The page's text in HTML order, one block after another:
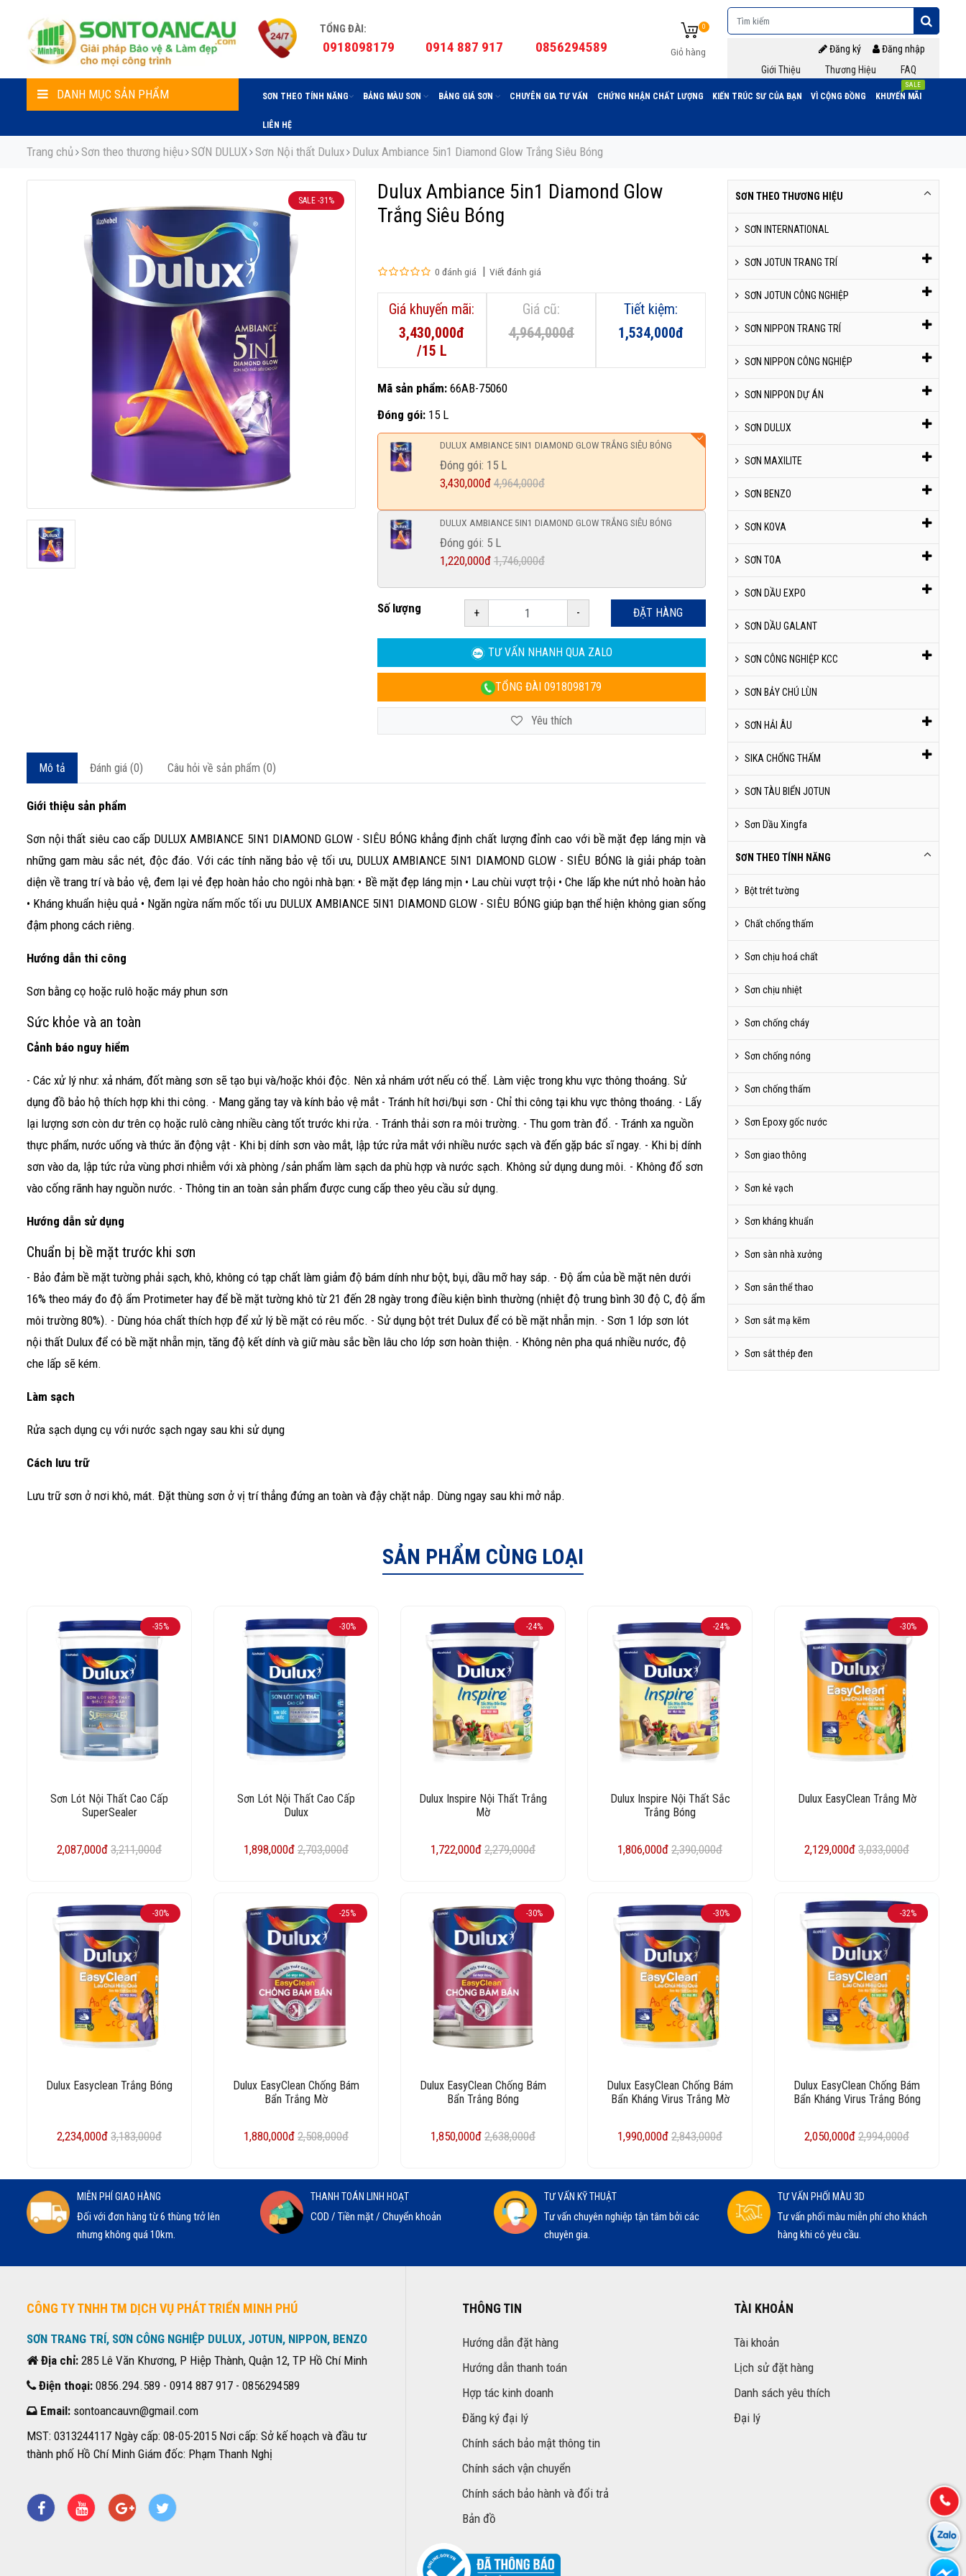
TỔNG ĐÀI:
0918098179 0914 887 917 0856294589
0
Giỏ hàng Đăng ký
Đăng nhập
Giới Thiệu
Thương Hiệu FAQ
DANH MỤC SẢN PHẨM SƠN THEO TÍNH NĂNG BẢNG MÀU SƠN BẢNG GIÁ SƠN CHUYÊN GIA TƯ VẤN CHỨNG NHẬN CHẤT LƯỢNG KIẾN TRÚC SƯ CỦA BẠN VÌ CỘNG ĐỒNG KHUYẾN MÃI
SALE
LIÊN HỆ
Trang chủ Sơn theo thương hiệu SƠN DULUX Sơn Nội thất Dulux Dulux Ambiance 5in1 Diamond Glow Trắng Siêu Bóng
SALE -31%
Dulux Ambiance 5in1 Diamond Glow
Trắng Siêu Bóng
0 đánh giá Viết đánh giá
Giá khuyến mãi:
3,430,000đ
/15 L
Giá cũ:
4,964,000đ
Tiết kiệm:
1,534,000đ
Mã sản phẩm:66AB-75060
Đóng gói:15 L
DULUX AMBIANCE 5IN1 DIAMOND GLOW TRẮNG SIÊU BÓNG
Đóng gói: 15 L
3,430,000đ 4,964,000đ
DULUX AMBIANCE 5IN1 DIAMOND GLOW TRẮNG SIÊU BÓNG
Đóng gói: 5 L
1,220,000đ 1,746,000đ
Số lượng + - ĐẶT HÀNG
TƯ VẤN NHANH QUA ZALO
TỔNG ĐÀI0918098179
Yêu thích
Mô tả Đánh giá (0) Câu hỏi về sản phẩm (0)
Giới thiệu sản phẩm
Sơn nội thất siêu cao cấp DULUX AMBIANCE 5IN1 DIAMOND GLOW - SIÊU BÓNG khẳng định chất lượng đỉnh cao với bề mặt đẹp láng mịn và
những gam màu sắc nét, độc đáo. Với các tính năng bảo vệ tối ưu, DULUX AMBIANCE 5IN1 DIAMOND GLOW - SIÊU BÓNG là giải pháp toàn
diện về trang trí và bảo vệ, đem lại vẻ đẹp hoàn hảo cho ngôi nhà bạn: • Bề mặt đẹp láng mịn • Lau chùi vượt trội • Che lấp khe nứt nhỏ hoàn hảo
• Kháng khuẩn hiệu quả • Ngăn ngừa nấm mốc tối ưu DULUX AMBIANCE 5IN1 DIAMOND GLOW - SIÊU BÓNG giúp bạn thể hiện không gian sống
đậm phong cách riêng.
Hướng dẫn thi công
Sơn bằng cọ hoặc rulô hoặc máy phun sơn
Sức khỏe và an toàn
Cảnh báo nguy hiểm
- Các xử lý như: xả nhám, đốt màng sơn sẽ tạo bụi và/hoặc khói độc. Nên xả nhám ướt nếu có thể. Làm việc trong khu vực thông thoáng. Sử
dụng đồ bảo hộ thích hợp khi thi công. - Mang găng tay và kính bảo vệ mắt - Tránh hít hơi/bụi sơn - Chỉ thi công tại khu vực thông thoáng. - Lấy
lại lượng sơn còn dư trên cọ hoặc rulô càng nhiều càng tốt trước khi rửa. - Tránh thải sơn ra môi trường. - Thu gom tràn đổ. - Tránh xa nguồn
thực phẩm, nước uống và thức ăn động vật - Khi bị dính sơn vào mắt, lập tức rửa mắt với nhiều nước sạch và đến gặp bác sĩ ngay. - Khi bị dính
sơn vào da, lập tức rửa vùng phơi nhiễm với xà phòng /sản phẩm làm sạch da phù hợp và nước sạch. Không sử dụng dung môi. - Không đổ sơn
vào cống rãnh hay nguồn nước. - Thông tin an toàn sản phẩm được cung cấp theo yêu cầu sử dụng.
Hướng dẫn sử dụng
Chuẩn bị bề mặt trước khi sơn
- Bảo đảm bề mặt tường phải sạch, khô, không có tạp chất làm giảm độ bám dính như bột, bụi, dầu mỡ hay sáp. - Độ ẩm của bề mặt nên dưới
16% theo máy đo độ ẩm Protimeter hay để bề mặt tường khô từ 21 đến 28 ngày trong điều kiện bình thường (nhiệt độ trung bình 30 độ C, độ ẩm
môi trường 80%). - Dùng hóa chất thích hợp để xử lý bề mặt có rêu mốc. - Sử dụng bột trét Dulux để có bề mặt nhẵn mịn. - Sơn 1 lớp sơn lót
nội thất Dulux để có bề mặt nhẵn mịn, tăng độ kết dính và giữ màu sắc bền lâu cho lớp sơn hoàn thiện. - Không nên pha quá nhiều nước, độ
che lấp sẽ kém.
Làm sạch
Rửa sạch dụng cụ với nước sạch ngay sau khi sử dụng
Cách lưu trữ
Lưu trữ sơn ở nơi khô, mát. Đặt thùng sơn ở vị trí thẳng đứng an toàn và đậy chặt nắp. Dùng ngay sau khi mở nắp.
SƠN THEO THƯƠNG HIỆU
SƠN INTERNATIONAL
SƠN JOTUN TRANG TRÍ
SƠN JOTUN CÔNG NGHIỆP
SƠN NIPPON TRANG TRÍ
SƠN NIPPON CÔNG NGHIỆP
SƠN NIPPON DỰ ÁN
SƠN DULUX
SƠN MAXILITE
SƠN BENZO
SƠN KOVA
SƠN TOA
SƠN DẦU EXPO
SƠN DẦU GALANT
SƠN CÔNG NGHIỆP KCC
SƠN BẢY CHÚ LÙN
SƠN HẢI ÂU
SIKA CHỐNG THẤM
SƠN TÀU BIỂN JOTUN
Sơn Dầu Xingfa
SƠN THEO TÍNH NĂNG
Bột trét tường
Chất chống thấm
Sơn chịu hoá chất
Sơn chịu nhiệt
Sơn chống cháy
Sơn chống nóng
Sơn chống thấm
Sơn Epoxy gốc nước
Sơn giao thông
Sơn kẻ vạch
Sơn kháng khuẩn
Sơn sàn nhà xưởng
Sơn sân thể thao
Sơn sắt mạ kẽm
Sơn sắt thép đen
SẢN PHẨM CÙNG LOẠI
-35%
Sơn Lót Nội Thất Cao Cấp
SuperSealer
2,087,000đ 3,211,000đ
-30%
Sơn Lót Nội Thất Cao Cấp
Dulux
1,898,000đ 2,703,000đ
-24%
Dulux Inspire Nội Thất Trắng
Mờ
1,722,000đ 2,279,000đ
-24%
Dulux Inspire Nội Thất Sắc
Trắng Bóng
1,806,000đ 2,390,000đ
-30%
Dulux EasyClean Trắng Mờ
2,129,000đ 3,033,000đ
-30%
Dulux Easyclean Trắng Bóng
2,234,000đ 3,183,000đ
-25%
Dulux EasyClean Chống Bám
Bẩn Trắng Mờ
1,880,000đ 2,508,000đ
-30%
Dulux EasyClean Chống Bám
Bẩn Trắng Bóng
1,850,000đ 2,638,000đ
-30%
Dulux EasyClean Chống Bám
Bẩn Kháng Virus Trắng Mờ
1,990,000đ 2,843,000đ
-32%
HOT
Dulux EasyClean Chống Bám
Bẩn Kháng Virus Trắng Bóng
2,050,000đ 2,994,000đ
MIỄN PHÍ GIAO HÀNG
Đối với đơn hàng từ 6 thùng trở lên
nhưng không quá 10km.
THANH TOÁN LINH HOẠT
COD / Tiền mặt / Chuyển khoản
TƯ VẤN KỸ THUẬT
Tư vấn chuyên nghiệp tận tâm bởi các
chuyên gia.
TƯ VẤN PHỐI MÀU 3D
Tư vấn phối màu miễn phí cho khách
hàng khi có yêu cầu.
CÔNG TY TNHH TM DỊCH VỤ PHÁT TRIỂN MINH PHÚ
SƠN TRANG TRÍ, SƠN CÔNG NGHIỆP DULUX, JOTUN, NIPPON, BENZO
Địa chỉ: 285 Lê Văn Khương, P Hiệp Thành, Quận 12, TP Hồ Chí Minh
Điện thoại: 0856.294.589 - 0914 887 917 - 0856294589
Email: sontoancauvn@gmail.com
MST: 0313244117 Ngày cấp: 08-05-2015 Nơi cấp: Sở kế hoạch và đầu tư
thành phố Hồ Chí Minh Giám đốc: Phạm Thanh Nghị
THÔNG TIN
Hướng dẫn đặt hàng
Hướng dẫn thanh toán
Hợp tác kinh doanh
Đăng ký đại lý
Chính sách bảo mật thông tin
Chính sách vận chuyển
Chính sách bảo hành và đổi trả
Bản đồ
TÀI KHOẢN
Tài khoản
Lịch sử đặt hàng
Danh sách yêu thích
Đại lý